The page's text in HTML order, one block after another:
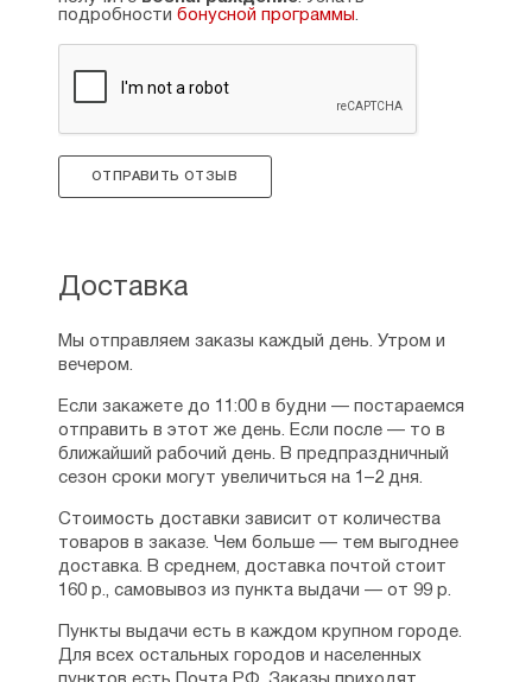
подробности бонусной программы.
ОТПРАВИТЬ ОТЗЫВ
Доставка
Мы отправляем заказы каждый день. Утром и
вечером.
Если закажете до 11:00 в будни — постараемся
отправить в этот же день. Если после — то в
ближайший рабочий день. В предпраздничный
сезон сроки могут увеличиться на 1–2 дня.
Стоимость доставки зависит от количества
товаров в заказе. Чем больше — тем выгоднее
доставка. В среднем, доставка почтой стоит
160 р., самовывоз из пункта выдачи — от 99 р.
Пункты выдачи есть в каждом крупном городе.
Для всех остальных городов и населенных